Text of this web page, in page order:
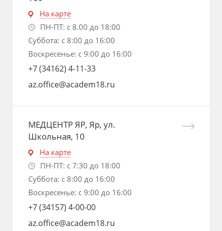
На карте
ПН-ПТ: с 8.00 до 18:00
Суббота: с 8:00 до 16:00
Воскресенье: с 9:00 до 16:00
+7 (34162) 4-11-33
az.office@academ18.ru
МЕДЦЕНТР ЯР, Яр, ул.
Школьная, 10
На карте
ПН-ПТ: с 7:30 до 18:00
Суббота: с 8:00 до 16:00
Воскресенье: с 9:00 до 16:00
+7 (34157) 4-00-00
az.office@academ18.ru